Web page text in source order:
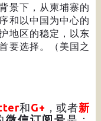
景下，从柬埔寨的
和以中国为中心的
地区的稳定，以东
要选择。（美国之
和G+ ，或者新